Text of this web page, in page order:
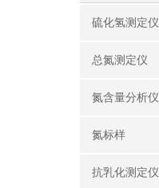
硫化氢测定仪
总氮测定仪
氮含量分析仪
氮标样
抗乳化测定仪